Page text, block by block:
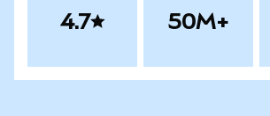
4.7 50M+